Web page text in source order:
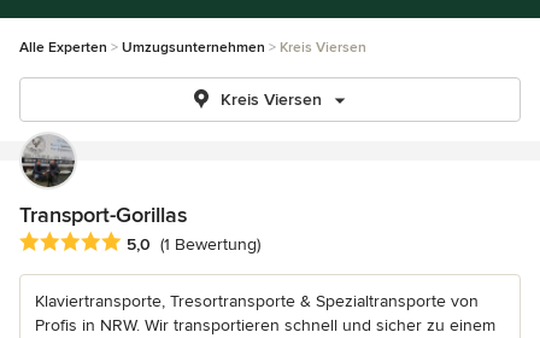
Alle Experten Umzugsunternehmen Kreis Viersen
Kreis Viersen
Transport-Gorillas
Durchschnittliche Bewertung: 5 von 5 Sternen
5,0 (1 Bewertung)
Klaviertransporte, Tresortransporte & Spezialtransporte von
Profis in NRW. Wir transportieren schnell und sicher zu einem